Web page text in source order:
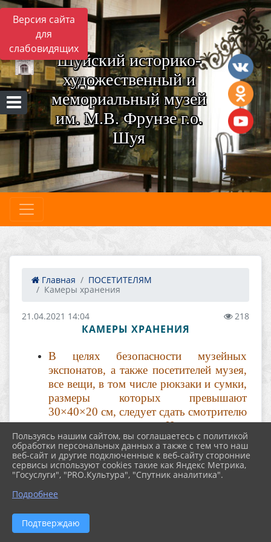
Версия сайта
для
слабовидящих
Шуйский историко-
художественный и
мемориальный музей
им. М.В. Фрунзе г.о.
Шуя
Главная
ПОСЕТИТЕЛЯМ
Камеры хранения
21.04.2021 14:04 218
КАМЕРЫ ХРАНЕНИЯ
В целях безопасности музейных
экспонатов, а также посетителей музея,
все вещи, в том числе рюкзаки и сумки,
размеры которых превышают
30×40×20 см, следует сдать смотрителю
в холле музея. Ценные вещи
рекомендуем взять с собой.
Запрет на большие сумки и рюкзаки
связан с риском случайно повредить
ими экспонаты, особенно хрупкие,
отступая назад или поворачиваясь, а
посетителя.
Пользуясь нашим сайтом, вы соглашаетесь с политикой
обработки персональных данных а также с тем что наш
веб-сайт и другие подключенные к веб-сайту сторонние
сервисы используют cookies такие как Яндекс Метрика,
"Госуслуги", "PRO.Культура", "Спутник аналитика".
Подробнее
Подтверждаю